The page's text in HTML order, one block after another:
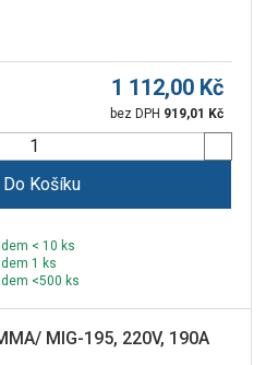
1 112,00 Kč
bez DPH 919,01 Kč
Do Košíku
< 10 ks
1 ks
<500 ks
MIG-195, 220V, 190A